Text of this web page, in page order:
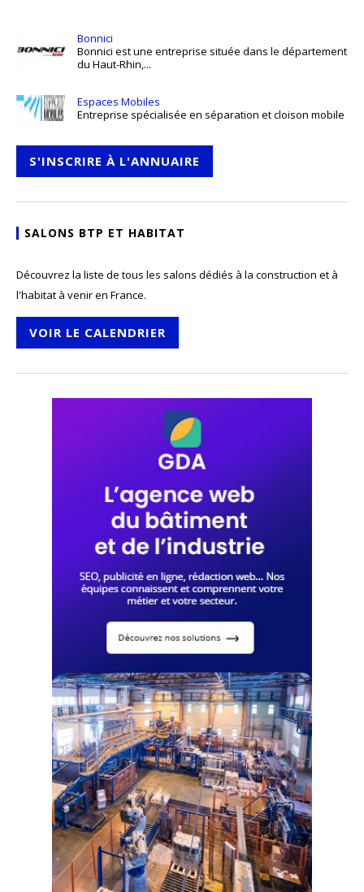
Bonnici
Bonnici est une entreprise située dans le département
du Haut-Rhin,...
Espaces Mobiles
Entreprise spécialisée en séparation et cloison mobile
S'INSCRIRE À L'ANNUAIRE
SALONS BTP ET HABITAT
Découvrez la liste de tous les salons dédiés à la construction et à
l'habitat à venir en France.
VOIR LE CALENDRIER